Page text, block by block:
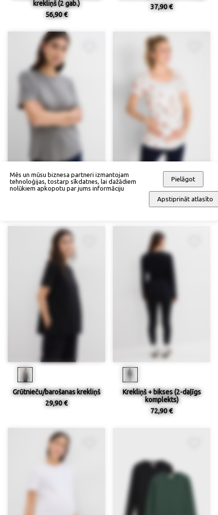
krekliņš (2 gab.)
56,90 €
37,90 €
Krekliņš grūtniecības laikam
37,90 €
Grūtnieču/barošanas krekliņš
29,90 €
Krekliņš + bikses (2-daļīgs
komplekts)
72,90 €
Mēs un mūsu biznesa partneri izmantojam
tehnoloģijas, tostarp sīkdatnes, lai dažādiem
nolūkiem apkopotu par jums informāciju
Pielāgot
Apstiprināt atlasīto